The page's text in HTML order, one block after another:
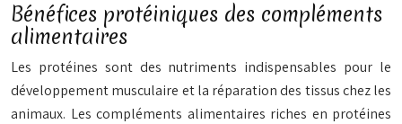
Bénéfices protéiniques des compléments
alimentaires
Les protéines sont des nutriments indispensables pour le
développement musculaire et la réparation des tissus chez les
animaux. Les compléments alimentaires riches en protéines